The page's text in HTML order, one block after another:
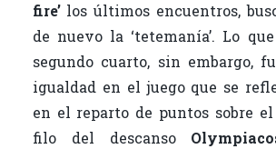
fire’los últimos encuentros,
de nuevo la ‘tetemanía’. Lo
segundo cuarto, sin embargo,
igualdad en el juego que se
en el reparto de puntos sobre
filo del descanso